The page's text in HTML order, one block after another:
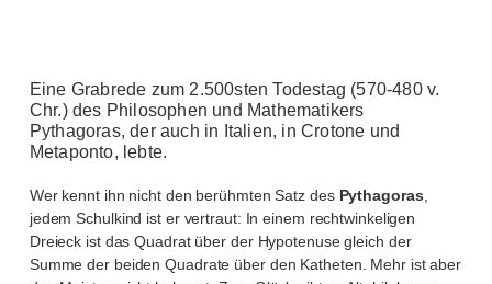
Eine Grabrede zum 2.500sten Todestag (570-480 v.
Chr.) des Philosophen und Mathematikers
Pythagoras, der auch in Italien, in Crotone und
Metaponto, lebte.
Wer kennt ihn nicht den berühmten Satz des Pythagoras
jedem Schulkind ist er vertraut: In einem rechtwinkeligen
Dreieck ist das Quadrat über der Hypotenuse gleich der
Summe der beiden Quadrate über den Katheten. Mehr ist aber